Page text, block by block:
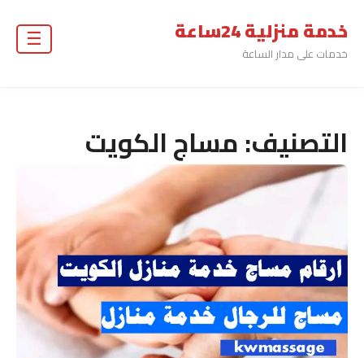
خدمة منزلية 24ساعة
خدمات على مدار الساعة
☰
التصنيف:مساج الكويت